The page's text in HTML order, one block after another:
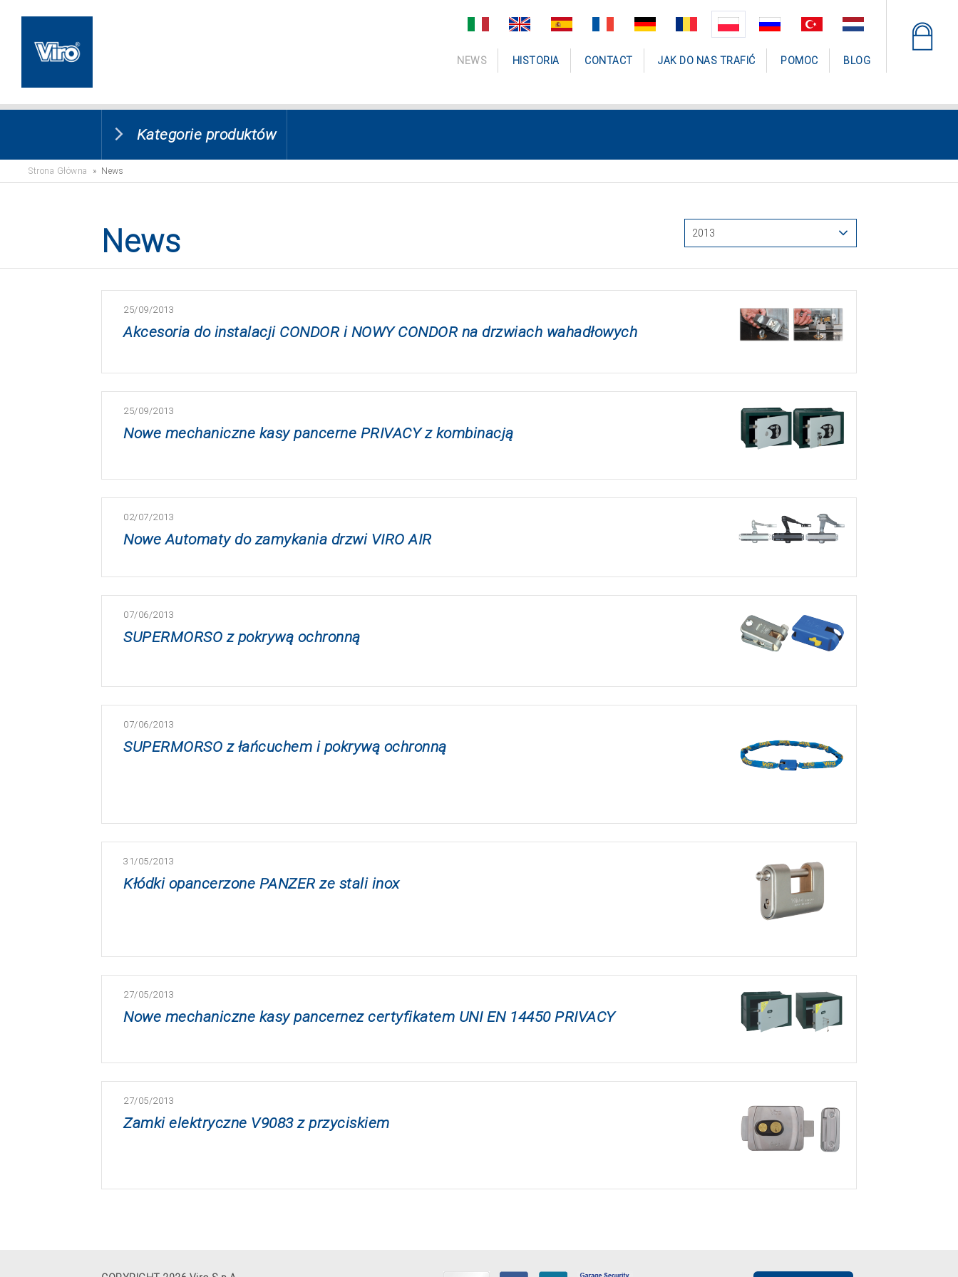
NEWS HISTORIA CONTACT JAK DO NAS TRAFIĆ POMOC BLOG
Kategorie produktów
Strona Główna » News
News
25/09/2013
Akcesoria do instalacji CONDOR i NOWY CONDOR na drzwiach wahadłowych
25/09/2013
Nowe mechaniczne kasy pancerne PRIVACY z kombinacją
02/07/2013
Nowe Automaty do zamykania drzwi VIRO AIR
07/06/2013
SUPERMORSO z pokrywą ochronną
07/06/2013
SUPERMORSO z łańcuchem i pokrywą ochronną
31/05/2013
Kłódki opancerzone PANZER ze stali inox
27/05/2013
Nowe mechaniczne kasy pancernez certyfikatem UNI EN 14450 PRIVACY
27/05/2013
Zamki elektryczne V9083 z przyciskiem